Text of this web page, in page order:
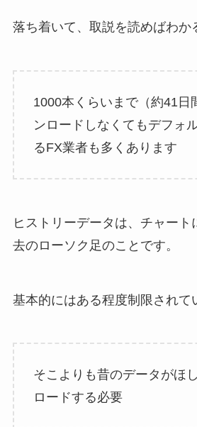
落ち着いて、取説を読めばわか
1000本くらいまで（約41日
ンロードしなくてもデフォ
るFX業者も多くあります
ヒストリーデータは、チャート
去のローソク足のことです。
基本的にはある程度制限されて
そこよりも昔のデータがほ
ロードする必要